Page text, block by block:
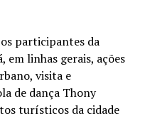
participantes da
linhas gerais, ações
visita e
de dança Thony
turísticos da cidade